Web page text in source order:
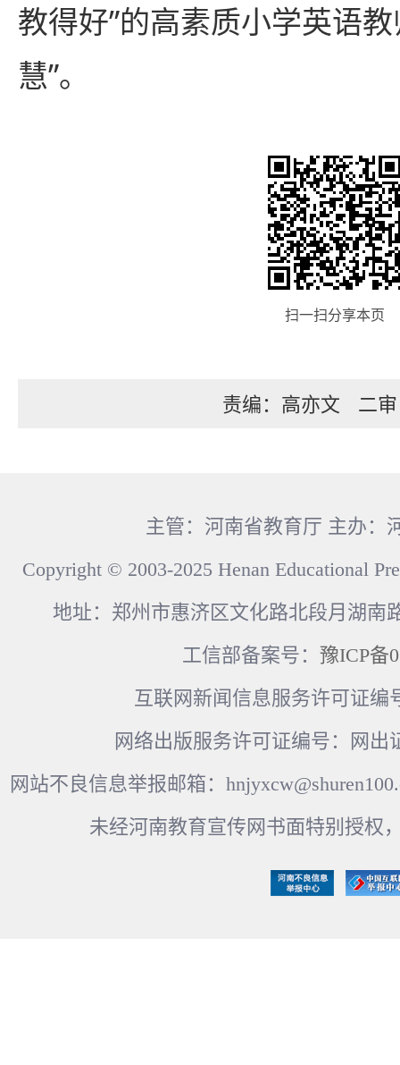
教得好”的高素质小学英语
慧”。
扫一扫分享本页
责编：高亦文 二
主管：河南省教育厅 主办：
Copyright © 2003-2025 Henan Educational
地址：郑州市惠济区文化路北段月湖南
工信部备案号： 豫ICP备
互联网新闻信息服务许可证编
网络出版服务许可证编号：网出
网站不良信息举报邮箱：
未经河南教育宣传网书面特别授权